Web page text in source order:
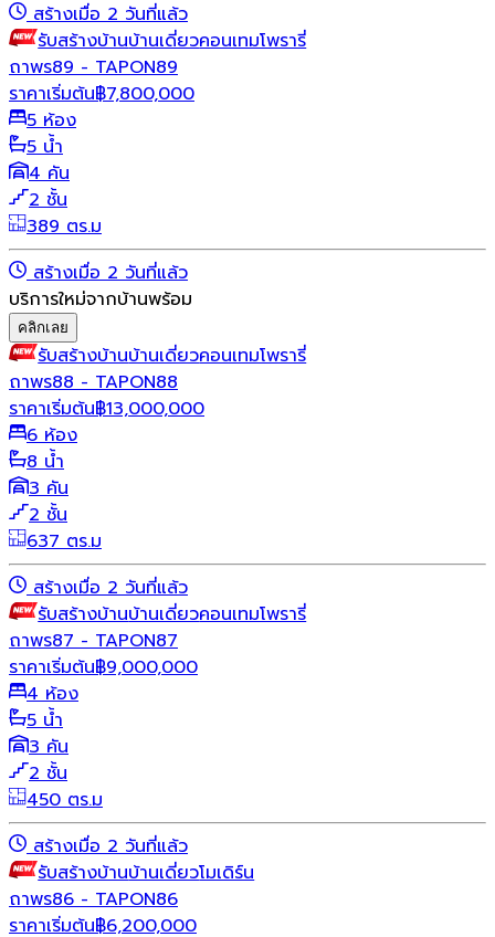
สร้างเมื่อ 2 วันที่แล้ว
รับสร้างบ้านบ้านเดี่ยวคอนเทมโพรารี่
ถาพร89 - TAPON89
ราคาเริ่มต้น฿7,800,000
5 ห้อง
5 น้ำ
4 คัน
2 ชั้น
389 ตร.ม
สร้างเมื่อ 2 วันที่แล้ว
บริการใหม่จากบ้านพร้อม
คลิกเลย
รับสร้างบ้านบ้านเดี่ยวคอนเทมโพรารี่
ถาพร88 - TAPON88
ราคาเริ่มต้น฿13,000,000
6 ห้อง
8 น้ำ
3 คัน
2 ชั้น
637 ตร.ม
สร้างเมื่อ 2 วันที่แล้ว
รับสร้างบ้านบ้านเดี่ยวคอนเทมโพรารี่
ถาพร87 - TAPON87
ราคาเริ่มต้น฿9,000,000
4 ห้อง
5 น้ำ
3 คัน
2 ชั้น
450 ตร.ม
สร้างเมื่อ 2 วันที่แล้ว
รับสร้างบ้านบ้านเดี่ยวโมเดิร์น
ถาพร86 - TAPON86
ราคาเริ่มต้น฿6,200,000